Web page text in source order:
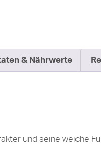
& Nährwerte
und seine weiche